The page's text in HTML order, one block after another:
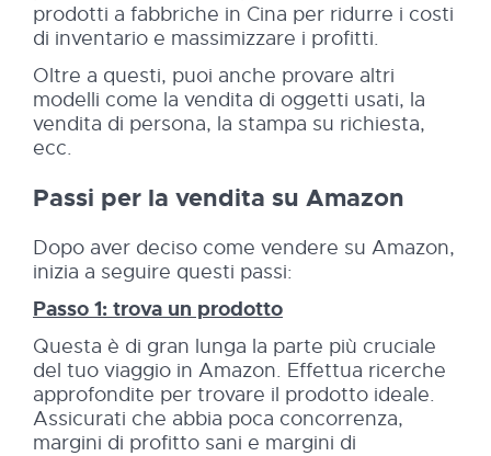
prodotti a fabbriche in Cina per ridurre i costi
di inventario e massimizzare i profitti.
Oltre a questi, puoi anche provare altri
modelli come la vendita di oggetti usati, la
vendita di persona, la stampa su richiesta,
ecc.
Passi per la vendita su Amazon
Dopo aver deciso come vendere su Amazon,
inizia a seguire questi passi:
Passo 1: trova un prodotto
Questa è di gran lunga la parte più cruciale
del tuo viaggio in Amazon. Effettua ricerche
approfondite per trovare il prodotto ideale.
Assicurati che abbia poca concorrenza,
margini di profitto sani e margini di